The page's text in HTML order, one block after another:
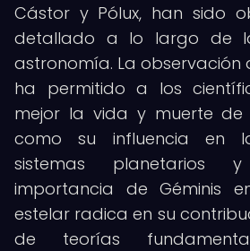
Cástor y Pólux, han sido
detallado a lo largo de
astronomía. La observación
ha permitido a los
mejor la vida y muerte de
como su influencia en
sistemas planetarios
importancia de Géminis
estelar radica en su
de teorías